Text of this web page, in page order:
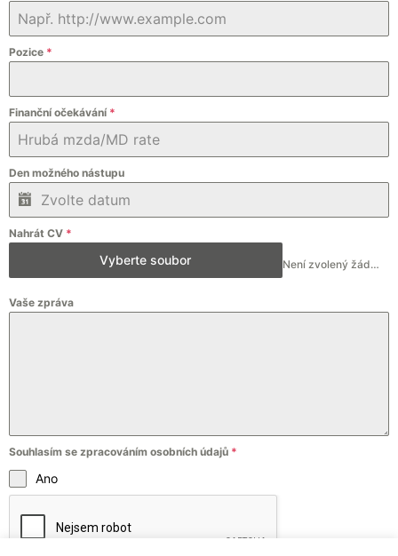
Pozice *
Finanční očekávání *
Den možného nástupu
Nahrát CV *
Vyberte soubor Není zvolený žádný soubor
Vaše zpráva
Souhlasím se zpracováním osobních údajů *
Ano